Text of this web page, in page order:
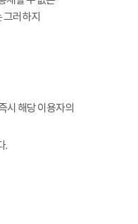
그러하지
시 해당 이용자의
.